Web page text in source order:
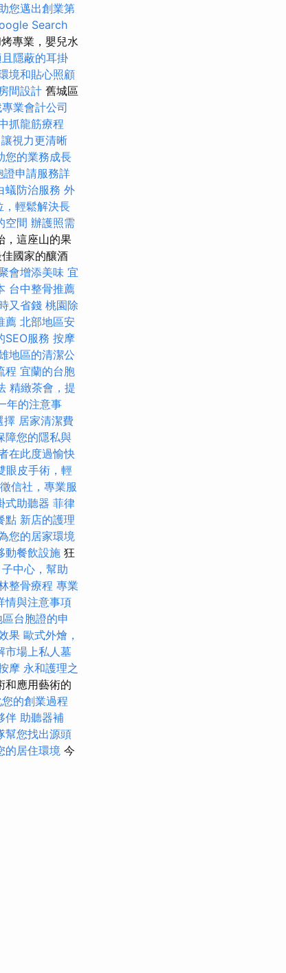
您邁出創業第
Search
專業，嬰兒水
隱蔽的耳掛
境和貼心照顧
間設計 舊城區
業會計公司
抓龍筋療程
視力更清晰
您的業務成長
證申請服務詳
蟻防治服務 外
，輕鬆解決長
空間 辦護照需
，這座山的果
國家的釀酒
會增添美味 宜
台中整骨推薦
又省錢 桃園除
薦 北部地區安
SEO服務 按摩
地區的清潔公
程 宜蘭的台胞
精緻茶會，提
年的注意事
擇 居家清潔費
障您的隱私與
在此度過愉快
眼皮手術，輕
信社，專業服
式助聽器 菲律
點 新店的護理
您的居家環境
動餐飲設施 狂
中心，幫助
整骨療程 專業
情與注意事項
台胞證的申
果 歐式外燴，
市場上私人墓
摩 永和護理之
和應用藝術的
的創業過程
伴 助聽器補
幫您找出源頭
的居住環境 今